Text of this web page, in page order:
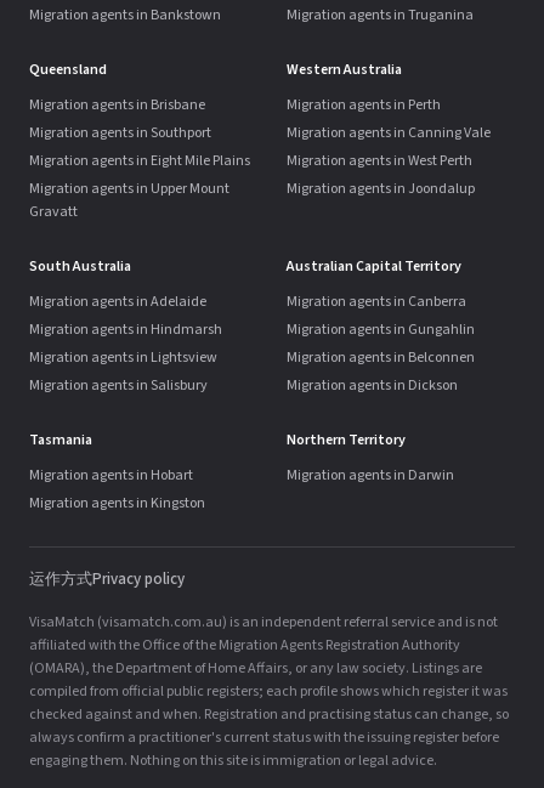
Migration agents in Bankstown
Migration agents in Truganina
Queensland
Migration agents in Brisbane
Migration agents in Southport
Migration agents in Eight Mile Plains
Migration agents in Upper Mount
Gravatt
Western Australia
Migration agents in Perth
Migration agents in Canning Vale
Migration agents in West Perth
Migration agents in Joondalup
South Australia
Migration agents in Adelaide
Migration agents in Hindmarsh
Migration agents in Lightsview
Migration agents in Salisbury
Australian Capital Territory
Migration agents in Canberra
Migration agents in Gungahlin
Migration agents in Belconnen
Migration agents in Dickson
Tasmania
Migration agents in Hobart
Migration agents in Kingston
Northern Territory
Migration agents in Darwin
运作方式Privacy policy
VisaMatch (visamatch.com.au) is an independent referral service and is not
affiliated with the Office of the Migration Agents Registration Authority
(OMARA), the Department of Home Affairs, or any law society. Listings are
compiled from official public registers; each profile shows which register it was
checked against and when. Registration and practising status can change, so
always confirm a practitioner's current status with the issuing register before
engaging them. Nothing on this site is immigration or legal advice.